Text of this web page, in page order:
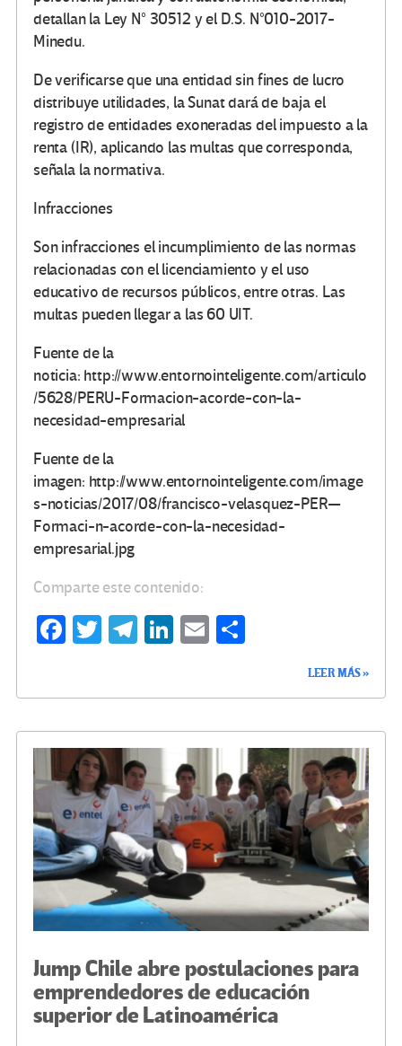
detallan la Ley N° 30512 y el D.S. N°010-2017-
Minedu.
De verificarse que una entidad sin fines de lucro
distribuye utilidades, la Sunat dará de baja el
registro de entidades exoneradas del impuesto a la
renta (IR), aplicando las multas que corresponda,
señala la normativa.
Infracciones
Son infracciones el incumplimiento de las normas
relacionadas con el licenciamiento y el uso
educativo de recursos públicos, entre otras. Las
multas pueden llegar a las 60 UIT.
Fuente de la
noticia: http://www.entornointeligente.com/articulo
/5628/PERU-Formacion-acorde-con-la-
necesidad-empresarial
Fuente de la
imagen: http://www.entornointeligente.com/image
s-noticias/2017/08/francisco-velasquez-PER—
Formaci-n-acorde-con-la-necesidad-
empresarial.jpg
Comparte este contenido:
Fa
o
k
T
Te
m
Li
n
E
ar
tir
LEER MÁS »
Jump Chile abre postulaciones para
emprendedores de educación
superior de Latinoamérica